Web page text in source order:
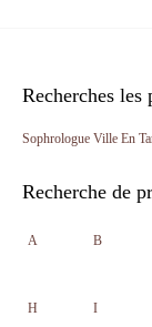
Recherches les
Sophrologue Ville En
Recherche de
A B
H I